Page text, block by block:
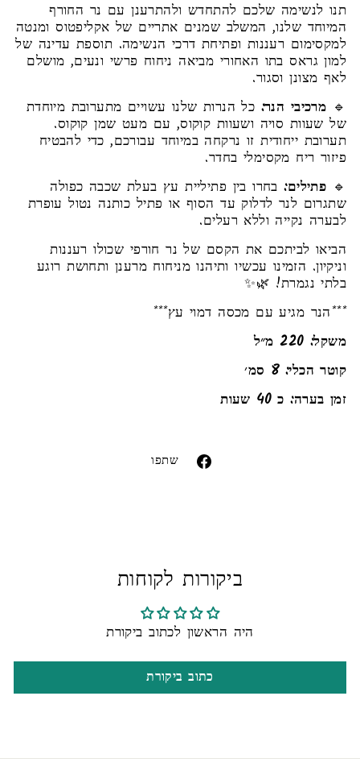
תנו לנשימה שלכם להתחדש ולהתרענן עם נר החורף
המיוחד שלנו, המשלב שמנים אתריים של אקליפטוס ומנטה
למקסימום רעננות ופתיחת דרכי הנשימה. תוספת עדינה של
למון גראס בתו האחורי מביאה ניחוח פרשי ונעים, מושלם
לאף מצונן וסגור.
🔹 מרכיבי הנר: כל הנרות שלנו עשויים מתערובת מיוחדת
של שעוות סויה ושעוות קוקוס, עם מעט שמן קוקוס.
תערובת ייחודית זו נרקחה במיוחד עבורכם, כדי להבטיח
פיזור ריח מקסימלי בחדר.
🔹 פתילים:בחרו בין פתיליית עץ בעלת שכבה כפולה
שתגרום לנר לדלוק עד הסוף או פתיל כותנה נטול עופרת
לבערה נקייה וללא רעלים.
הביאו לביתכם את הקסם של נר חורפי שכולו רעננות
וניקיון. הזמינו עכשיו ותיהנו מניחוח מרענן ותחושת רוגע
בלתי נגמרת! 🌿✨
***הנר מגיע עם מכסה דמוי עץ***
משקל: 220 מ״ל
קוטר הכלי: 8 סמ׳
זמן בערה: כ 40 שעות
invalid url input
שתפו
ביקורות לקוחות
היה הראשון לכתוב ביקורת
כתוב ביקורת